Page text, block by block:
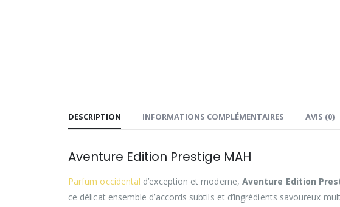
DESCRIPTION INFORMATIONS COMPLÉMENTAIRES AVIS (0)
Aventure Edition Prestige MAH
Parfum occidental d’exception et moderne, Aventure Edition
ce délicat ensemble d’accords subtils et d’ingrédients savoureux